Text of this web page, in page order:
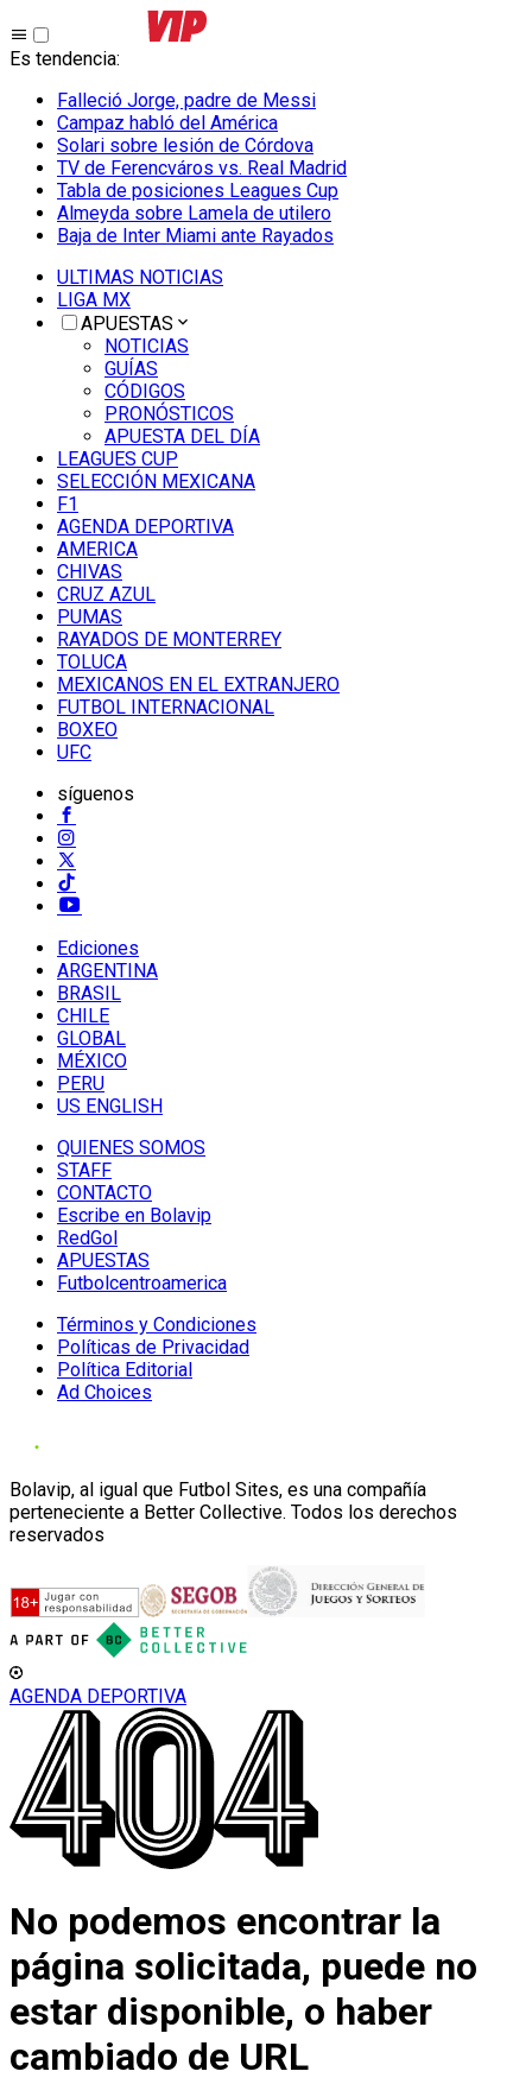
Es tendencia:
Falleció Jorge, padre de Messi
Campaz habló del América
Solari sobre lesión de Córdova
TV de Ferencváros vs. Real Madrid
Tabla de posiciones Leagues Cup
Almeyda sobre Lamela de utilero
Baja de Inter Miami ante Rayados
ULTIMAS NOTICIAS
LIGA MX
APUESTAS
NOTICIAS
GUÍAS
CÓDIGOS
PRONÓSTICOS
APUESTA DEL DÍA
LEAGUES CUP
SELECCIÓN MEXICANA
F1
AGENDA DEPORTIVA
AMERICA
CHIVAS
CRUZ AZUL
PUMAS
RAYADOS DE MONTERREY
TOLUCA
MEXICANOS EN EL EXTRANJERO
FUTBOL INTERNACIONAL
BOXEO
UFC
síguenos
Ediciones
ARGENTINA
BRASIL
CHILE
GLOBAL
MÉXICO
PERU
US ENGLISH
QUIENES SOMOS
STAFF
CONTACTO
Escribe en Bolavip
RedGol
APUESTAS
Futbolcentroamerica
Términos y Condiciones
Políticas de Privacidad
Política Editorial
Ad Choices
Bolavip, al igual que Futbol Sites, es una compañía
perteneciente a Better Collective. Todos los derechos
reservados
AGENDA DEPORTIVA
No podemos encontrar la
página solicitada, puede no
estar disponible, o haber
cambiado de URL